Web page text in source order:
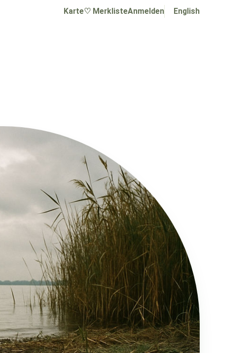
Karte♡ MerklisteAnmelden English